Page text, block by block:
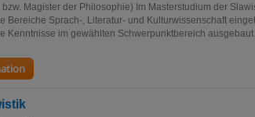
bzw. Magister der Philosophie) Im Masterstudium der
Bereiche Sprach-, Literatur- und Kulturwissenschaft
Kenntnisse im gewählten Schwerpunktbereich